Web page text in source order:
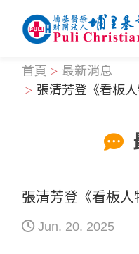
首頁
最新消息
張清芳登《看板
張清芳登《看板
Jun. 20. 2025